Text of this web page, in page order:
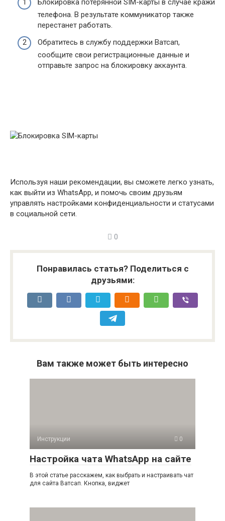
Блокировка потерянной SIM-карты в случае кражи
телефона. В результате коммуникатор также
перестанет работать.
Обратитесь в службу поддержки Ватсап,
сообщите свои регистрационные данные и
отправьте запрос на блокировку аккаунта.
Используя наши рекомендации, вы сможете легко узнать,
как выйти из WhatsApp, и помочь своим друзьям
управлять настройками конфиденциальности и статусами
в социальной сети.
0
Понравилась статья? Поделиться с
друзьями:
Вам также может быть интересно
Инструкции 0
Настройка чата WhatsApp на сайте
В этой статье расскажем, как выбрать и настраивать чат
для сайта Ватсап. Кнопка, виджет